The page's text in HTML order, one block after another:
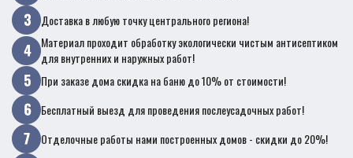
Доставка в любую точку центрального региона!
Материал проходит обработку экологически чистым антисептиком
для внутренних и наружных работ!
При заказе дома скидка на баню до 10% от стоимости!
Бесплатный выезд для проведения послеусадочных работ!
Отделочные работы нами построенных домов - скидки до 20%!